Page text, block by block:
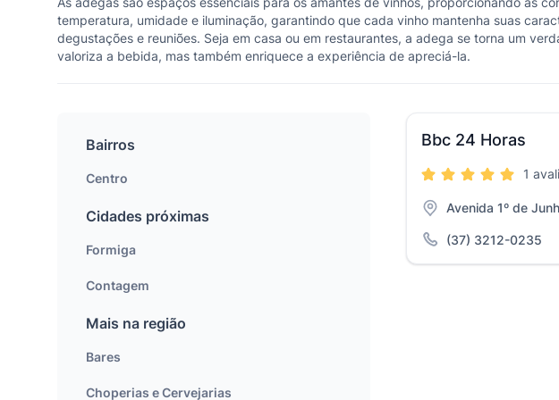
temperatura, umidade e iluminação, garantindo que cada vinho mantenha suas
degustações e reuniões. Seja em casa ou em restaurantes, a adega se torna um
valoriza a bebida, mas também enriquece a experiência de apreciá-la.
Bbc 24 Horas
1
Avenida 1º de
(37) 3212-0235
Bairros
Centro
Cidades próximas
Formiga
Contagem
Mais na região
Bares
Choperias e Cervejarias